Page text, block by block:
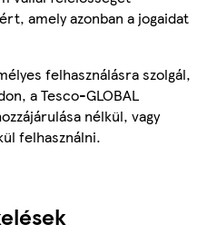
amely azonban a jogaidat
felhasználásra szolgál,
a Tesco-GLOBAL
nélkül, vagy
felhasználni.